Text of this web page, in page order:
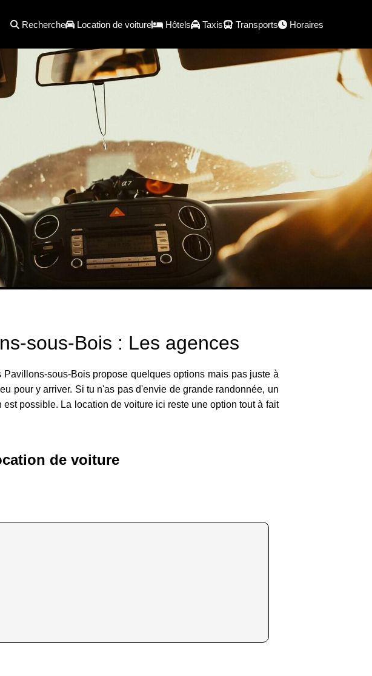
Recherche Location de voiture Hôtels Taxis Transports Horaires
sous-Bois : Les agences
sous-Bois propose quelques options mais pas juste à
pour y arriver. Si tu n'as pas d'envie de grande randonnée, un
possible. La location de voiture ici reste une option tout à fait
de voiture